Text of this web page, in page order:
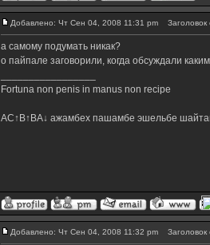
Добавлено: Чт Сен 04, 2008 11:31 pm Заголовок
а самому подумать никак?
о пайпале заговорили, когда обсуждали
Fortuna non penis in manus non recipe
AC↑B↑BA↓ ажамбех пашамбе эшельбе
Добавлено: Чт Сен 04, 2008 11:32 pm Заголовок